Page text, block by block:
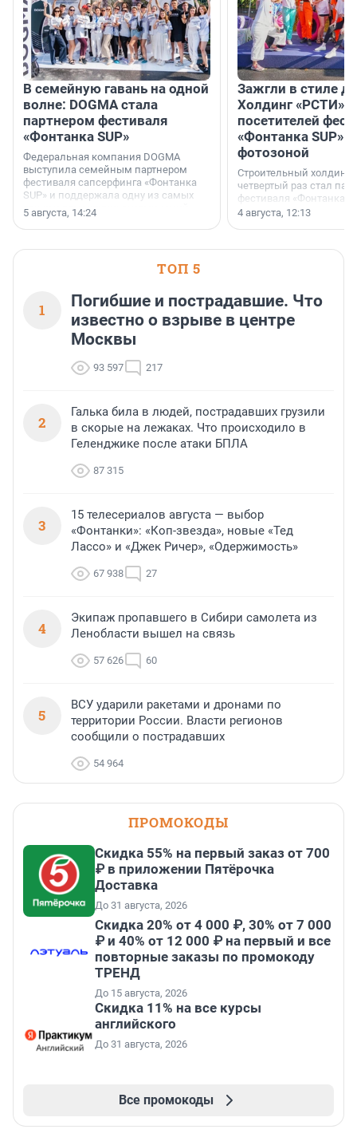
В семейную гавань на одной
волне: DOGMA стала
партнером фестиваля
«Фонтанка SUP»
Федеральная компания DOGMA
выступила семейным партнером
фестиваля сапсерфинга «Фонтанка
SUP» и поддержала одну из самых
ярких и романтичных номинаций —
«SUP-свадьба».
5 августа, 14:24
Зажгли в стиле
Холдинг «РСТИ»
посетителей
«Фонтанка SUP»
фотозоной
Строительный холдинг
четвертый раз стал
фестиваля «Фонтанка
раз компания
посетителям
4 августа, 12:13
ТОП 5
1
Погибшие и пострадавшие. Что
известно о взрыве в центре
Москвы
93 597 217
2
Галька била в людей, пострадавших грузили
в скорые на лежаках. Что происходило в
Геленджике после атаки БПЛА
87 315
3
15 телесериалов августа — выбор
«Фонтанки»: «Коп-звезда», новые «Тед
Лассо» и «Джек Ричер», «Одержимость»
67 938 27
4
Экипаж пропавшего в Сибири самолета из
Ленобласти вышел на связь
57 626 60
5
ВСУ ударили ракетами и дронами по
территории России. Власти регионов
сообщили о пострадавших
54 964
ПРОМОКОДЫ
Скидка 55% на первый заказ от 700
₽ в приложении Пятёрочка
Доставка
До 31 августа, 2026
Скидка 20% от 4 000 ₽, 30% от 7 000
₽ и 40% от 12 000 ₽ на первый и все
повторные заказы по промокоду
ТРЕНД
До 15 августа, 2026
Скидка 11% на все курсы
английского
До 31 августа, 2026
Все промокоды